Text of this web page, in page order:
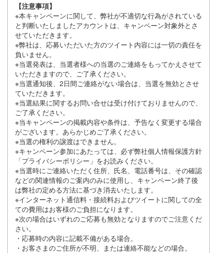
【注意事項】
※本キャンペーンに関して、弊社が不適切な行為がされている
と判断いたしましたアカウントは、キャンペーン対象外とさ
せていただきます。
※弊社は、応募いただいた方のツイート内容には一切の責任を
負いません。
※当選発表は、当選者様への当選のご連絡をもってかえさせて
いただきますので、ご了承ください。
※当選通知後、2日間ご連絡がない場合は、当選を無効とさせ
ていただきます。
※当選結果に関するお問い合せは受け付けておりませんので、
ご了承ください。
※当キャンペーンの掲載内容や条件は、予告なく変更する場合
がございます。あらかじめご了承ください。
※当選の権利の譲渡はできません。
※キャンペーン参加にあたっては、必ず弊社個人情報保護方針
「プライバシーポリシー」をお読みください。
※当選時にご連絡いただく住所、氏名、電話番号は、その確認
などの関連情報のご案内のみに使用し、キャンペーン終了後
は弊社の定める方法に基づき消去いたします。
※インターネット通信料・接続料およびツイートに関しての全
ての費用はお客様のご負担になります。
※次の場合はいずれのご応募も無効となりますのでご注意くだ
さい。
・応募時の内容に記載不備がある場合。
・お客さまのご住所が不明、または連絡不能などの場合。